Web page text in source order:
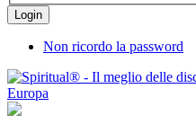
Non ricordo la password